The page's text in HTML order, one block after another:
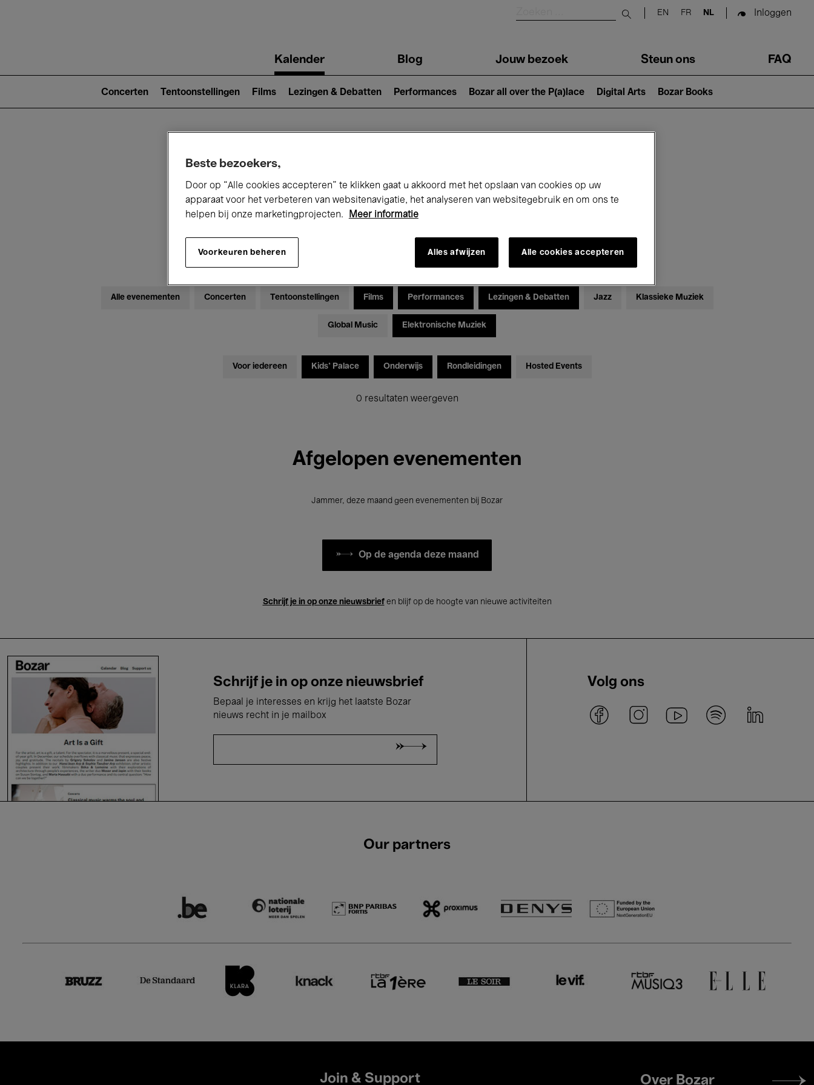
Submit search
EN FR NL Inloggen
navigationKalender Blog Jouw bezoek Steun ons FAQ
2)
Concerten Tentoonstellingen Films Lezingen & Debatten Performances Bozar all over the P(a)lace Digital Arts Bozar Books
Alle evenementen Concerten Tentoonstellingen Films Performances Lezingen & Debatten Jazz Klassieke Muziek
Global Music Elektronische Muziek
Voor iedereen Kids’ Palace Onderwijs Rondleidingen Hosted Events
0 resultaten weergeven
Afgelopen evenementen
Jammer, deze maand geen evenementen bij Bozar
Op de agenda deze maand
Schrijf je in op onze nieuwsbriefen blijf op de hoogte van nieuwe activiteiten
Schrijf je in op onze nieuwsbrief
Bepaal je interesses en krijg het laatste Bozar
nieuws recht in je mailbox
Volg ons
Our partners
Join & Support
Footer
Over Bozar
Beste bezoekers,
Door op “Alle cookies accepteren” te klikken gaat u akkoord met het opslaan van cookies op uw
apparaat voor het verbeteren van websitenavigatie, het analyseren van websitegebruik en om ons te
helpen bij onze marketingprojecten.
Meer informatie
Voorkeuren beheren Alles afwijzen Alle cookies accepteren